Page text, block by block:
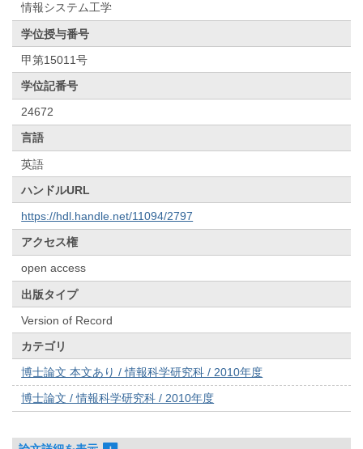
情報システム工学
学位授与番号
甲第15011号
学位記番号
24672
言語
英語
ハンドルURL
https://hdl.handle.net/11094/2797
アクセス権
open access
出版タイプ
Version of Record
カテゴリ
博士論文 本文あり / 情報科学研究科 / 2010年度
博士論文 / 情報科学研究科 / 2010年度